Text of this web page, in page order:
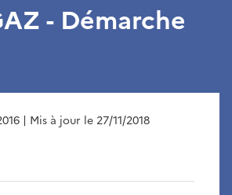
- Démarche
| Mis à jour le 27/11/2018